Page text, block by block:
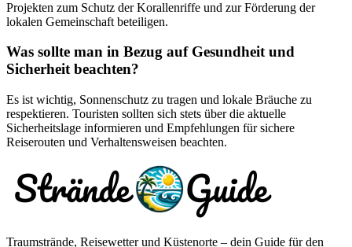
Projekten zum Schutz der Korallenriffe und zur Förderung der
lokalen Gemeinschaft beteiligen.
Was sollte man in Bezug auf Gesundheit und
Sicherheit beachten?
Es ist wichtig, Sonnenschutz zu tragen und lokale Bräuche zu
respektieren. Touristen sollten sich stets über die aktuelle
Sicherheitslage informieren und Empfehlungen für sichere
Reiserouten und Verhaltensweisen beachten.
Traumstrände, Reisewetter und Küstenorte – dein Guide für den